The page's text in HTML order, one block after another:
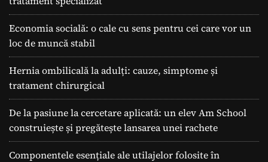
Economia socială: o cale cu sens pentru cei care vor un
loc de muncă stabil
Hernia ombilicală la adulți: cauze, simptome și
tratament chirurgical
De la pasiune la cercetare aplicată: un elev Am School
construiește și pregătește lansarea unei rachete
Componentele esențiale ale utilajelor folosite în